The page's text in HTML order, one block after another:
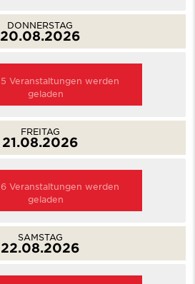
DONNERSTAG
20.08.2026
5 Veranstaltungen werden
geladen
FREITAG
21.08.2026
6Veranstaltungen werden
geladen
SAMSTAG
22.08.2026